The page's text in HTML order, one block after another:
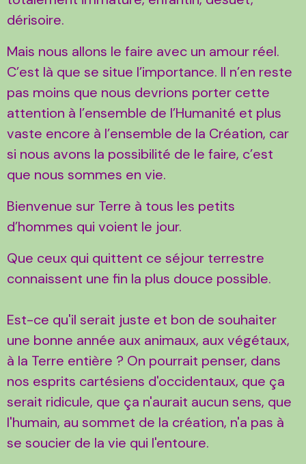
dérisoire.
Mais nous allons le faire avec un amour réel.
C’est là que se situe l’importance. Il n’en reste
pas moins que nous devrions porter cette
attention à l’ensemble de l’Humanité et plus
vaste encore à l’ensemble de la Création, car
si nous avons la possibilité de le faire, c’est
que nous sommes en vie.
Bienvenue sur Terre à tous les petits
d’hommes qui voient le jour.
Que ceux qui quittent ce séjour terrestre
connaissent une fin la plus douce possible.
Est-ce qu'il serait juste et bon de souhaiter
une bonne année aux animaux, aux végétaux,
à la Terre entière ? On pourrait penser, dans
nos esprits cartésiens d'occidentaux, que ça
serait ridicule, que ça n'aurait aucun sens, que
l'humain, au sommet de la création, n'a pas à
se soucier de la vie qui l'entoure.